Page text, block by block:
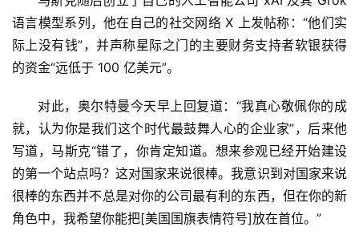
语言模型系列，他在自己的社交网络 X 上发帖称：“他们实
际上没有钱”，并声称星际之门的主要财务支持者软银获得
的资金“远低于 100 亿美元”。
对此，奥尔特曼今天早上回复道：“我真心敬佩你的成
就，认为你是我们这个时代最鼓舞人心的企业家”，后来他
写道，马斯克“错了，你肯定知道。想来参观已经开始建设
的第一个站点吗？这对国家来说很棒。我意识到对国家来说
很棒的东西并不总是对你的公司最有利的东西，但在你的新
角色中，我希望你能把[美国国旗表情符号]放在首位。”